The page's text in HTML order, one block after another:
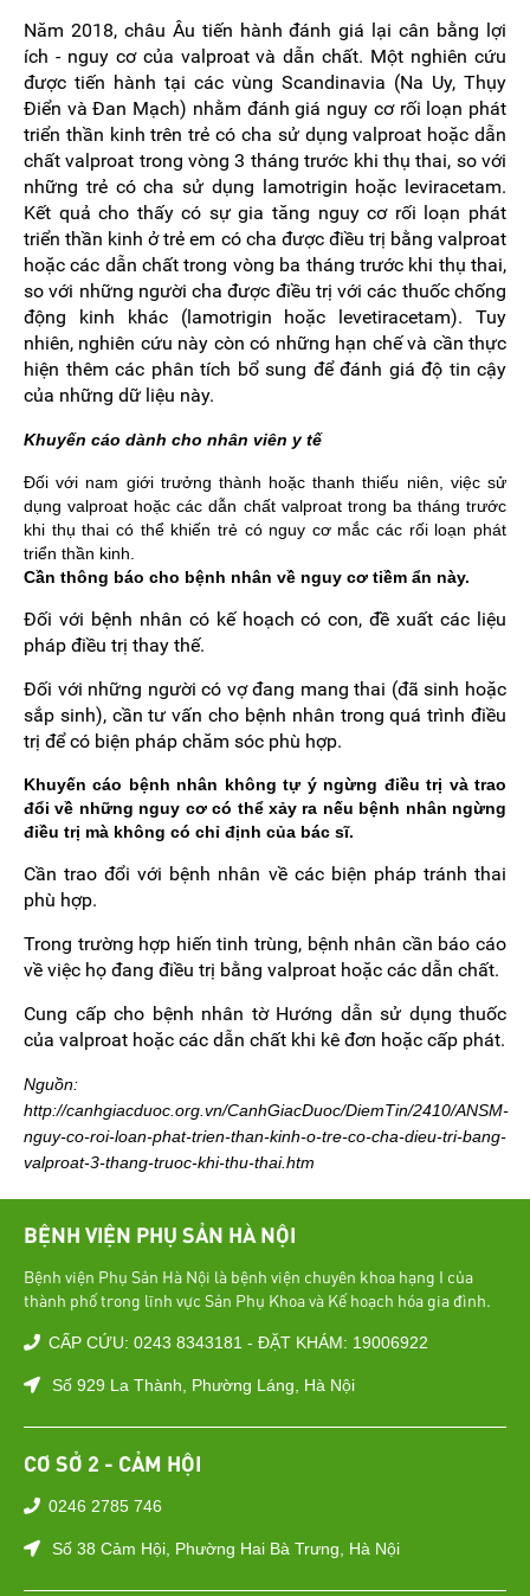
Năm 2018, châu Âu tiến hành đánh giá lại cân bằng lợi
ích - nguy cơ của valproat và dẫn chất. Một nghiên cứu
được tiến hành tại các vùng Scandinavia (Na Uy, Thụy
Điển và Đan Mạch) nhằm đánh giá nguy cơ rối loạn phát
triển thần kinh trên trẻ có cha sử dụng valproat hoặc dẫn
chất valproat trong vòng 3 tháng trước khi thụ thai, so với
những trẻ có cha sử dụng lamotrigin hoặc leviracetam.
Kết quả cho thấy có sự gia tăng nguy cơ rối loạn phát
triển thần kinh ở trẻ em có cha được điều trị bằng valproat
hoặc các dẫn chất trong vòng ba tháng trước khi thụ thai,
so với những người cha được điều trị với các thuốc chống
động kinh khác (lamotrigin hoặc levetiracetam). Tuy
nhiên, nghiên cứu này còn có những hạn chế và cần thực
hiện thêm các phân tích bổ sung để đánh giá độ tin cậy
của những dữ liệu này.
Khuyến cáo dành cho nhân viên y tế
Đối với nam giới trưởng thành hoặc thanh thiếu niên, việc sử
dụng valproat hoặc các dẫn chất valproat trong ba tháng trước
khi thụ thai có thể khiến trẻ có nguy cơ mắc các rối loạn phát
triển thần kinh.
Cần thông báo cho bệnh nhân về nguy cơ tiềm ẩn này.
Đối với bệnh nhân có kế hoạch có con, đề xuất các liệu
pháp điều trị thay thế.
Đối với những người có vợ đang mang thai (đã sinh hoặc
sắp sinh), cần tư vấn cho bệnh nhân trong quá trình điều
trị để có biện pháp chăm sóc phù hợp.
Khuyến cáo bệnh nhân không tự ý ngừng điều trị và trao
đổi về những nguy cơ có thể xảy ra nếu bệnh nhân ngừng
điều trị mà không có chỉ định của bác sĩ.
Cần trao đổi với bệnh nhân về các biện pháp tránh thai
phù hợp.
Trong trường hợp hiến tinh trùng, bệnh nhân cần báo cáo
về việc họ đang điều trị bằng valproat hoặc các dẫn chất.
Cung cấp cho bệnh nhân tờ Hướng dẫn sử dụng thuốc
của valproat hoặc các dẫn chất khi kê đơn hoặc cấp phát.
Nguồn:
http://canhgiacduoc.org.vn/CanhGiacDuoc/DiemTin/2410/ANSM-
nguy-co-roi-loan-phat-trien-than-kinh-o-tre-co-cha-dieu-tri-bang-
valproat-3-thang-truoc-khi-thu-thai.htm
BỆNH VIỆN PHỤ SẢN HÀ NỘI
Bệnh viện Phụ Sản Hà Nội là bệnh viện chuyên khoa hạng I của
thành phố trong lĩnh vực Sản Phụ Khoa và Kế hoạch hóa gia đình.
CẤP CỨU: 0243 8343181 - ĐẶT KHÁM: 19006922
Số 929 La Thành, Phường Láng, Hà Nội
CƠ SỞ 2 - CẢM HỘI
0246 2785 746
Số 38 Cảm Hội, Phường Hai Bà Trưng, Hà Nội